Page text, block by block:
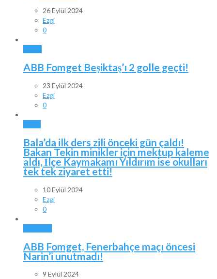
26 Eylül 2024
Ezgi
0
ABB Fomget Beşiktaş’ı 2 golle geçti!
23 Eylül 2024
Ezgi
0
Bala’da ilk ders zili önceki gün çaldı!
Bakan Tekin minikler için mektup kaleme
aldı, İlçe Kaymakamı Yıldırım ise okulları
tek tek ziyaret etti!
10 Eylül 2024
Ezgi
0
ABB Fomget, Fenerbahçe maçı öncesi
Narin’i unutmadı!
9 Eylül 2024